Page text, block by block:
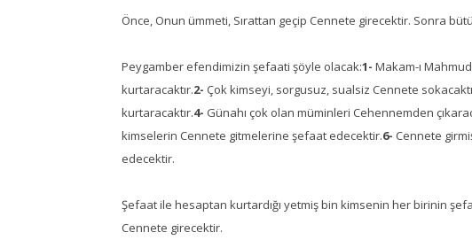
Önce, Onun ümmeti, Sırattan geçip Cennete girecektir. Sonra
Peygamber efendimizin şefaati şöyle olacak:1- Makam-ı
kurtaracaktır.2- Çok kimseyi, sorgusuz, sualsiz Cennete
kurtaracaktır.4- Günahı çok olan müminleri Cehennemden
kimselerin Cennete gitmelerine şefaat edecektir.6- Cennete
edecektir.
Şefaat ile hesaptan kurtardığı yetmiş bin kimsenin her birinin
Cennete girecektir.